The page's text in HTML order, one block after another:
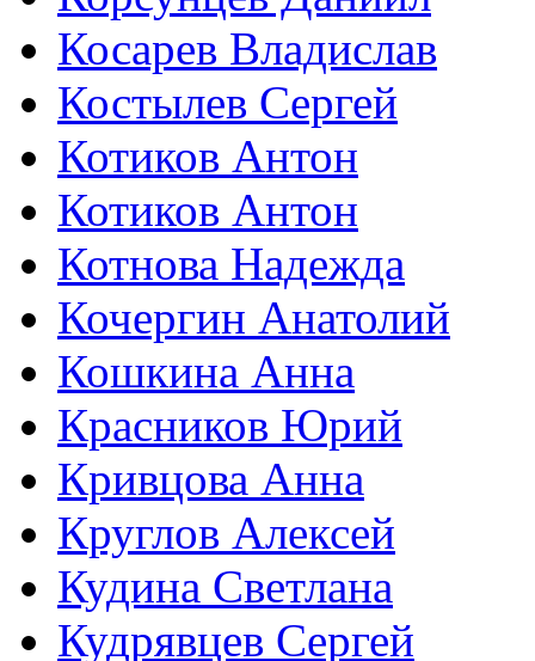
Косарев Владислав
Костылев Сергей
Котиков Антон
Котиков Антон
Котнова Надежда
Кочергин Анатолий
Кошкина Анна
Красников Юрий
Кривцова Анна
Круглов Алексей
Кудина Светлана
Кудрявцев Сергей